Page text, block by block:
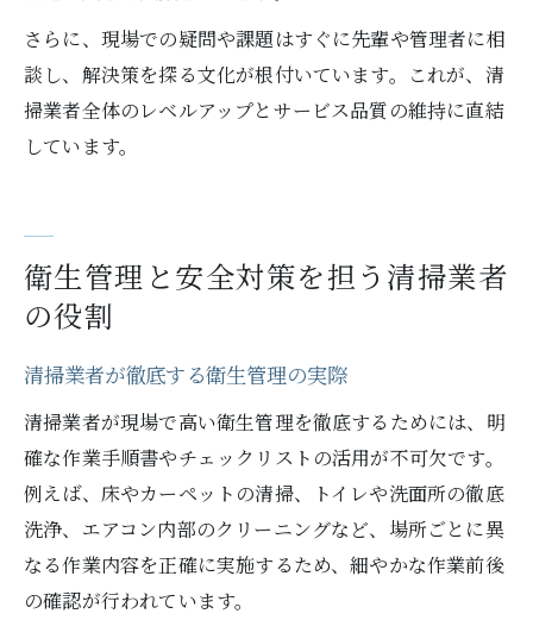
さらに、現場での疑問や課題はすぐに先輩や管理者に相
談し、解決策を探る文化が根付いています。これが、清
掃業者全体のレベルアップとサービス品質の維持に直結
しています。
衛生管理と安全対策を担う清掃業者
の役割
清掃業者が徹底する衛生管理の実際
清掃業者が現場で高い衛生管理を徹底するためには、明
確な作業手順書やチェックリストの活用が不可欠です。
例えば、床やカーペットの清掃、トイレや洗面所の徹底
洗浄、エアコン内部のクリーニングなど、場所ごとに異
なる作業内容を正確に実施するため、細やかな作業前後
の確認が行われています。